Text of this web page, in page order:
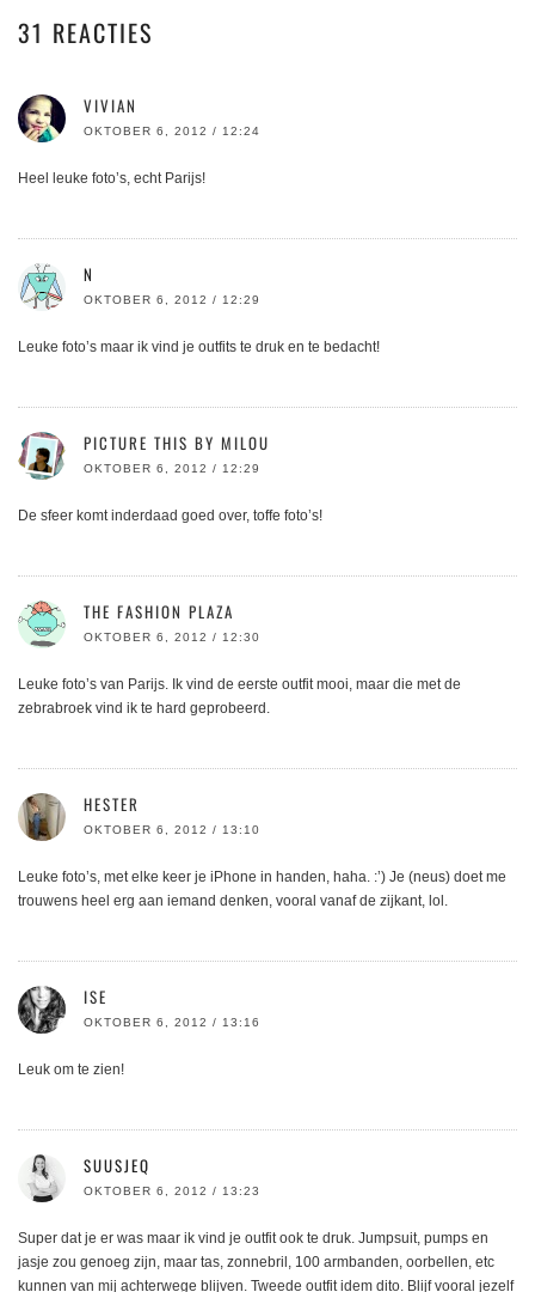
31 REACTIES
VIVIAN
OKTOBER 6, 2012 / 12:24
Heel leuke foto’s, echt Parijs!
N
OKTOBER 6, 2012 / 12:29
Leuke foto’s maar ik vind je outfits te druk en te bedacht!
PICTURE THIS BY MILOU
OKTOBER 6, 2012 / 12:29
De sfeer komt inderdaad goed over, toffe foto’s!
THE FASHION PLAZA
OKTOBER 6, 2012 / 12:30
Leuke foto’s van Parijs. Ik vind de eerste outfit mooi, maar die met de
zebrabroek vind ik te hard geprobeerd.
HESTER
OKTOBER 6, 2012 / 13:10
Leuke foto’s, met elke keer je iPhone in handen, haha. :’) Je (neus) doet me
trouwens heel erg aan iemand denken, vooral vanaf de zijkant, lol.
ISE
OKTOBER 6, 2012 / 13:16
Leuk om te zien!
SUUSJEQ
OKTOBER 6, 2012 / 13:23
Super dat je er was maar ik vind je outfit ook te druk. Jumpsuit, pumps en
jasje zou genoeg zijn, maar tas, zonnebril, 100 armbanden, oorbellen, etc
kunnen van mij achterwege blijven. Tweede outfit idem dito. Blijf vooral jezelf